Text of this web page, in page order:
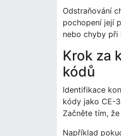
Odstraňování
pochopení její
nebo chyby při
Krok za
kódů
Identifikace
kódy jako CE-
Začněte tím,
Například